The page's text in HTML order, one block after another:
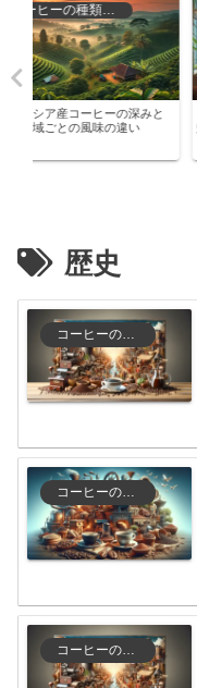
コーヒーの種類と特徴
リベリカ種の特徴と知られ
史
歴史
コーヒーの歴史と文化
コーヒーの種類と特徴